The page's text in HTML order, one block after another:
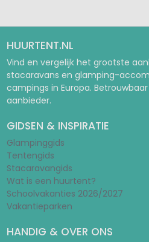
HUURTENT.NL
Vind en vergelijk het grootste
stacaravans en glamping-
campings in Europa.
aanbieder.
GIDSEN & INSPIRATIE
Glampinggids
Tentengids
Stacaravangids
Wat is een huurtent?
Schoolvakanties 2026/2027
Vakantieparken
HANDIG & OVER ONS